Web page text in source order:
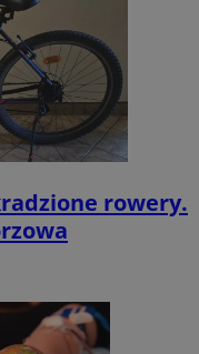
rowery.